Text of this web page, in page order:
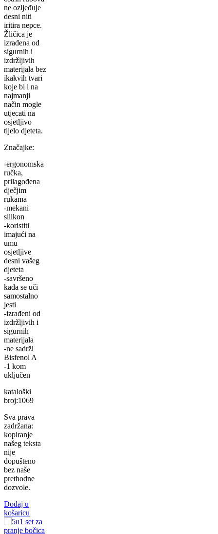
ne ozljeđuje
desni niti
iritira nepce.
Žličica je
izrađena od
sigurnih i
izdržljivih
materijala bez
ikakvih tvari
koje bi i na
najmanji
način mogle
utjecati na
osjetljivo
tijelo djeteta.
Značajke:
-ergonomska
ručka,
prilagođena
dječjim
rukama
-mekani
silikon
-koristiti
imajući na
umu
osjetljive
desni vašeg
djeteta
-savršeno
kada se uči
samostalno
jesti
-izrađeni od
izdržljivih i
sigurnih
materijala
-ne sadrži
Bisfenol A
-1 kom
uključen
kataloški
broj:1069
Sva prava
zadržana:
kopiranje
našeg teksta
nije
dopušteno
bez naše
prethodne
dozvole.
Dodaj u
košaricu